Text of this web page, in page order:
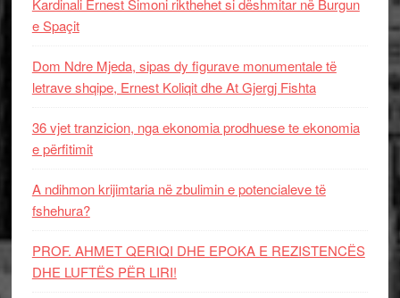
e Spaçit
Dom Ndre Mjeda, sipas dy figurave monumentale të
letrave shqipe, Ernest Koliqit dhe At Gjergj Fishta
36 vjet tranzicion, nga ekonomia prodhuese te ekonomia
e përfitimit
A ndihmon krijimtaria në zbulimin e potencialeve të
fshehura?
PROF. AHMET QERIQI DHE EPOKA E REZISTENCЁS
DHE LUFTЁS PЁR LIRI!